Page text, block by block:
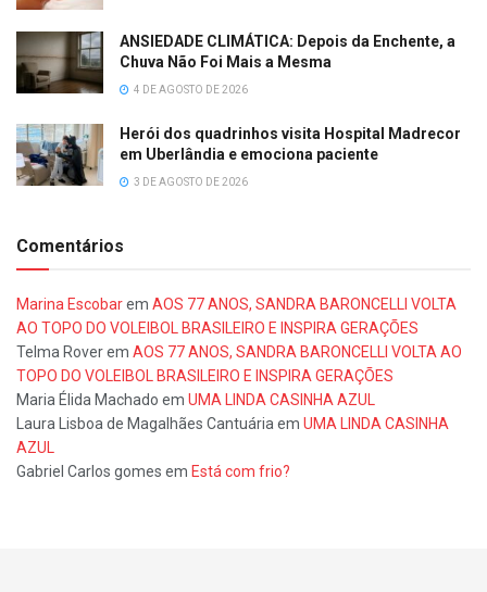
ANSIEDADE CLIMÁTICA: Depois da Enchente, a
Chuva Não Foi Mais a Mesma
4 DE AGOSTO DE 2026
Herói dos quadrinhos visita Hospital Madrecor
em Uberlândia e emociona paciente
3 DE AGOSTO DE 2026
Comentários
Marina Escobarem AOS 77 ANOS, SANDRA BARONCELLI VOLTA
AO TOPO DO VOLEIBOL BRASILEIRO E INSPIRA GERAÇÕES
Telma Roverem AOS 77 ANOS, SANDRA BARONCELLI VOLTA AO
TOPO DO VOLEIBOL BRASILEIRO E INSPIRA GERAÇÕES
Maria Élida Machado em UMA LINDA CASINHA AZUL
Laura Lisboa de Magalhães Cantuária em UMA LINDA CASINHA
AZUL
Gabriel Carlos gomes em Está com frio?